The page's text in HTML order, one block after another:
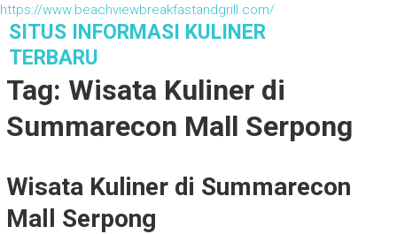
https://www.beachviewbreakfastandgrill.com/
SITUS INFORMASI KULINER
TERBARU
Tag: Wisata Kuliner di
Summarecon Mall Serpong
Wisata Kuliner di Summarecon
Mall Serpong